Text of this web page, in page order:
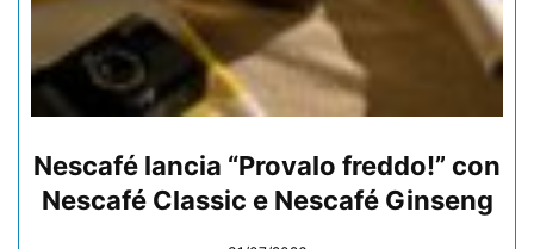
Nescafé lancia “Provalo freddo!” con
Nescafé Classic e Nescafé Ginseng